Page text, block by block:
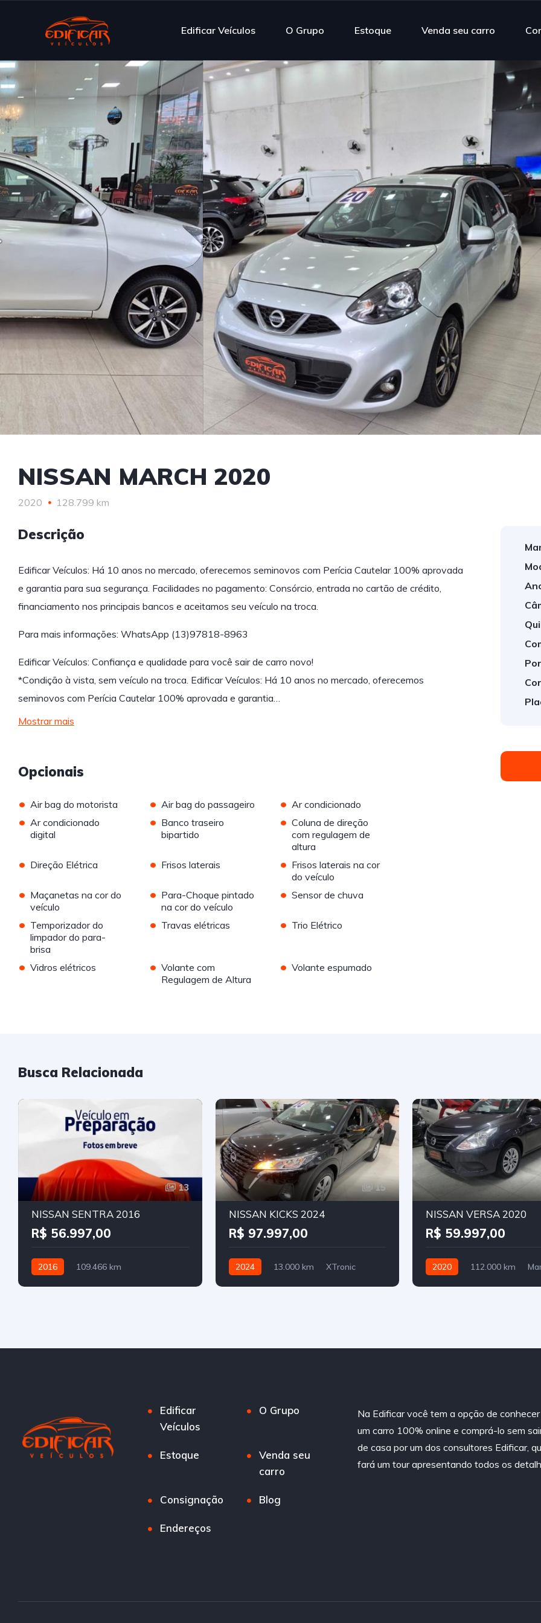
Edificar Veículos O Grupo Estoque Venda seu carro
NISSAN MARCH 2020
2020 128.799 km
Descrição
Edificar Veículos: Há 10 anos no mercado, oferecemos seminovos com Perícia Cautelar 100% aprovada
e garantia para sua segurança. Facilidades no pagamento: Consórcio, entrada no cartão de crédito,
financiamento nos principais bancos e aceitamos seu veículo na troca.
Para mais informações: WhatsApp (13)97818-8963
Edificar Veículos: Confiança e qualidade para você sair de carro novo!
*Condição à vista, sem veículo na troca. Edificar Veículos: Há 10 anos no mercado, oferecemos
seminovos com Perícia Cautelar 100% aprovada e garantia…
Mostrar mais
Opcionais
• Air bag do motorista • Air bag do passageiro • Ar condicionado
• Ar condicionado
digital
• Banco traseiro
bipartido
• Coluna de direção
com regulagem de
altura
• Direção Elétrica • Frisos laterais • Frisos laterais na cor
do veículo
• Maçanetas na cor do
veículo
• Para-Choque pintado
na cor do veículo
• Sensor de chuva
• Temporizador do
limpador do para-
brisa
• Travas elétricas • Trio Elétrico
• Vidros elétricos • Volante com
Regulagem de Altura
• Volante espumado
Busca Relacionada
13
NISSAN SENTRA 2016
R$ 56.997,00
2016
109.466 km
15
NISSAN KICKS 2024
R$ 97.997,00
2024 13.000 km
XTronic
NISSAN VERSA 2020
R$ 59.997,00
2020 112.000 km
Edificar
Veículos
O Grupo
Estoque
Venda seu
carro
Consignação Blog
Endereços
Na Edificar você tem a opção de conhecer
um carro 100% online e comprá-lo sem
de casa por um dos consultores Edificar,
fará um tour apresentando todos os